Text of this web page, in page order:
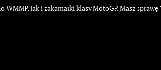
WMMP, jak i zakamarki klasy MotoGP. Masz sprawę